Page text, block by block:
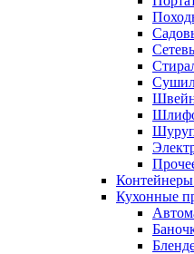
Кухонные